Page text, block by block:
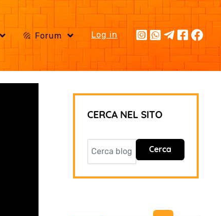
Forum Log in
CERCA NEL SITO
Cerca